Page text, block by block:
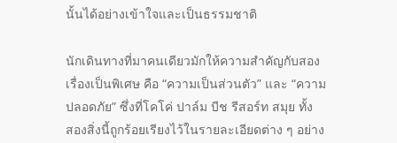
นั้นได้อย่างเข้าใจและเป็นธรรมชาติ
นักเดินทางที่มาคนเดียวมักให้ความสำคัญกับสอง
เรื่องเป็นพิเศษ คือ “ความเป็นส่วนตัว” และ “ความ
ปลอดภัย” ซึ่งที่โคโค่ ปาล์ม บีช รีสอร์ท สมุย ทั้ง
สองสิ่งนี้ถูกร้อยเรียงไว้ในรายละเอียดต่าง ๆ อย่าง